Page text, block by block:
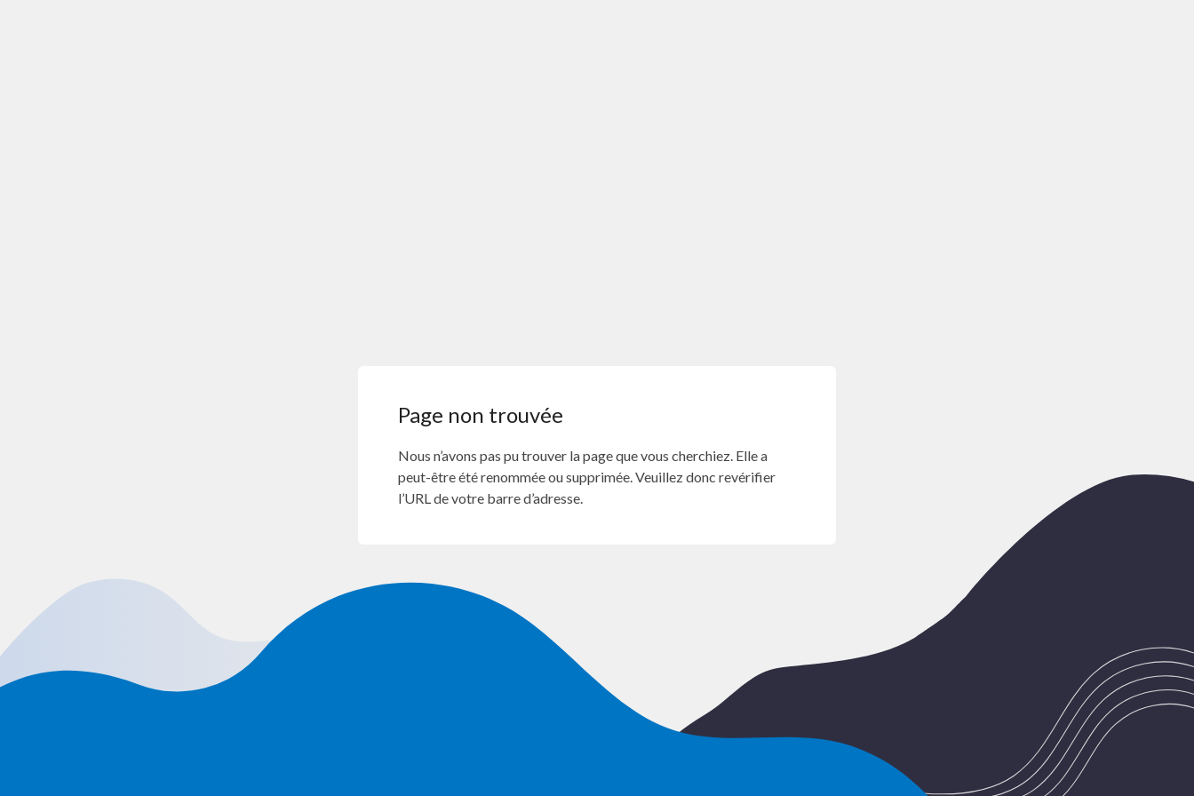
Page non trouvée
Nous n’avons pas pu trouver la page que vous cherchiez. Elle a
peut-être été renommée ou supprimée. Veuillez donc revérifier
l’URL de votre barre d’adresse.